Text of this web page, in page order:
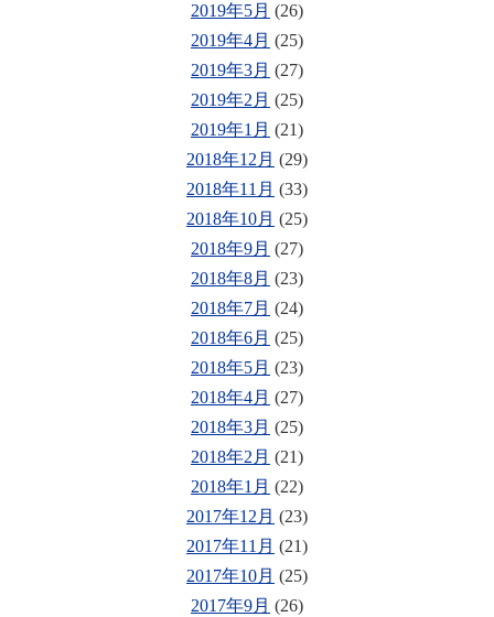
2019年5月 (26)
2019年4月 (25)
2019年3月 (27)
2019年2月 (25)
2019年1月 (21)
2018年12月 (29)
2018年11月 (33)
2018年10月 (25)
2018年9月 (27)
2018年8月 (23)
2018年7月 (24)
2018年6月 (25)
2018年5月 (23)
2018年4月 (27)
2018年3月 (25)
2018年2月 (21)
2018年1月 (22)
2017年12月 (23)
2017年11月 (21)
2017年10月 (25)
2017年9月 (26)